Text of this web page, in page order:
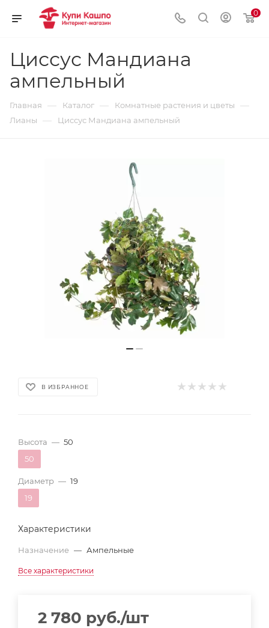
0
Циссус Мандиана
ампельный
Главная — Каталог — Комнатные растения и цветы —
Лианы — Циссус Мандиана ампельный
В ИЗБРАННОЕ
Высота — 50
50
Диаметр — 19
19
Характеристики
Назначение — Ампельные
Все характеристики
2 780 руб./шт